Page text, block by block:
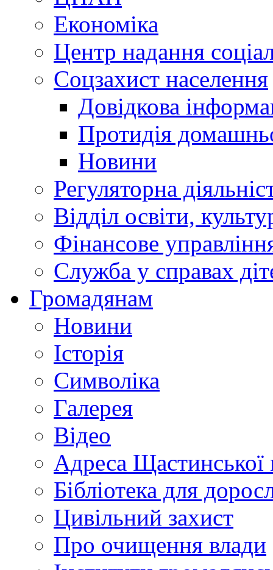
Економіка
Центр надання
Соцзахист населення
Довідкова
Протидія
Новини
Регуляторна
Відділ освіти,
Фінансове
Служба у справах
Громадянам
Новини
Історія
Символіка
Галерея
Відео
Адреса Щастинської
Бібліотека для
Цивільний захист
Про очищення влади